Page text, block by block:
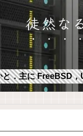
徒然な
．主に FreeBSD